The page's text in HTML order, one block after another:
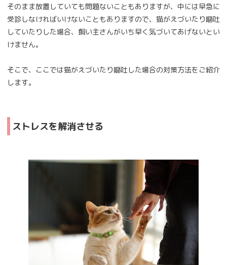
そのまま放置していても問題ないこともありますが、中には早急に
受診しなければいけないこともありますので、猫がえづいたり嘔吐
していたりした場合、飼い主さんがいち早く気づいてあげないとい
けません。
そこで、ここでは猫がえづいたり嘔吐した場合の対策方法をご紹介
します。
ストレスを解消させる